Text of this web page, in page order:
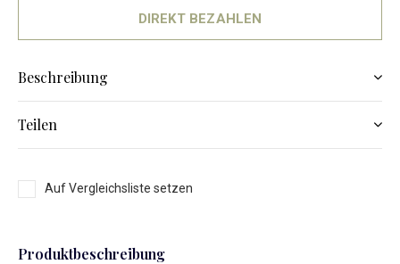
DIREKT BEZAHLEN
Beschreibung
Teilen
Auf Vergleichsliste setzen
Produktbeschreibung